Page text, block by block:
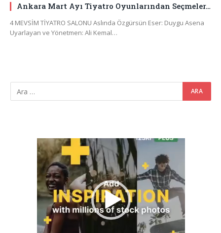
Ankara Mart Ayı Tiyatro Oyunlarından Seçmeler…
4 MEVSİM TİYATRO SALONU Aslında Özgürsün Eser: Duygu Asena
Uyarlayan ve Yönetmen: Ali Kemal…
Video
oynatıcı